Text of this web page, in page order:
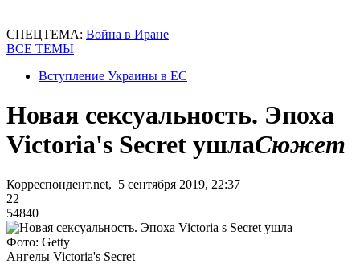
СПЕЦТЕМА: Война в Иране
ВСЕ ТЕМЫ
Вступление Украины в ЕС
Новая сексуальность. Эпоха
Victoria's Secret ушлаСюжет
Корреспондент.net, 5 сентября 2019, 22:37
22
54840
Фото: Getty
Ангелы Victoria's Secret